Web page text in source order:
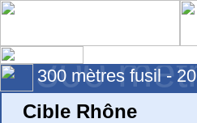
300
300 mètres fusil -
Cible Rhône